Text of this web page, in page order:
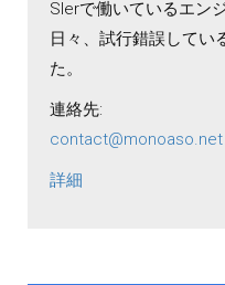
SIerで働いているエン
日々、試行錯誤してい
た。
連絡先:
contact@monoaso.net
詳細